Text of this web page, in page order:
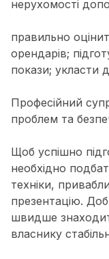
нерухомості
правильно
орендарів;
покази; укласти
Професійний
проблем та
Щоб успішно
необхідно
техніки,
презентацію.
швидше
власнику